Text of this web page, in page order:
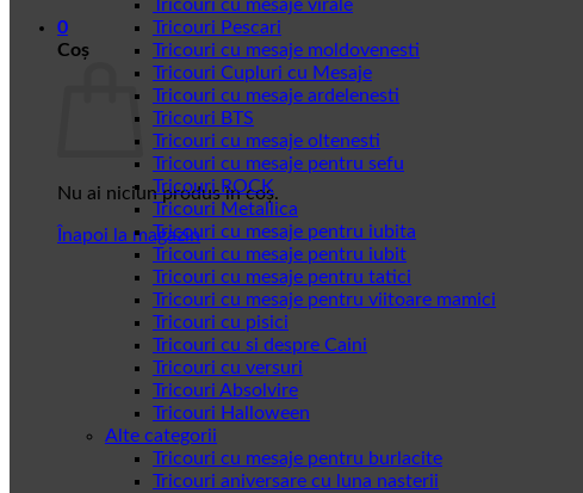
0
Coș
Nu ai niciun produs în coș.
Înapoi la magazin
Tricouri cu mesaje virale
Tricouri Pescari
Tricouri cu mesaje moldovenesti
Tricouri Cupluri cu Mesaje
Tricouri cu mesaje ardelenesti
Tricouri BTS
Tricouri cu mesaje oltenesti
Tricouri cu mesaje pentru sefu
Tricouri ROCK
Tricouri Metallica
Tricouri cu mesaje pentru iubita
Tricouri cu mesaje pentru iubit
Tricouri cu mesaje pentru tatici
Tricouri cu mesaje pentru viitoare mamici
Tricouri cu pisici
Tricouri cu si despre Caini
Tricouri cu versuri
Tricouri Absolvire
Tricouri Halloween
Alte categorii
Tricouri cu mesaje pentru burlacite
Tricouri aniversare cu luna nasterii